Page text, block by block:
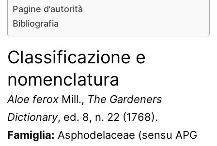
Pagine d’autorità
Bibliografia
Classificazione e
nomenclatura
Aloe ferox Mill., The Gardeners
Dictionary, ed. 8, n. 22 (1768).
Famiglia: Asphodelaceae (sensu APG